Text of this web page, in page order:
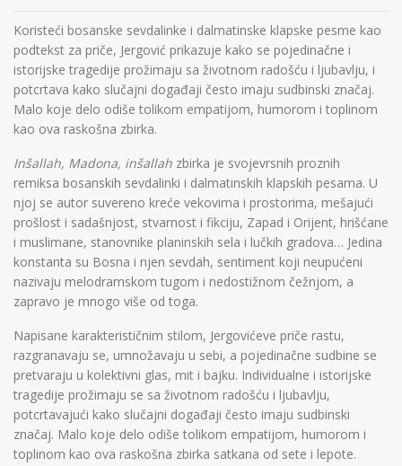
Koristeći bosanske sevdalinke i dalmatinske klapske pesme kao
podtekst za priče, Jergović prikazuje kako se pojedinačne i
istorijske tragedije prožimaju sa životnom radošću i ljubavlju, i
potcrtava kako slučajni događaji često imaju sudbinski značaj.
Malo koje delo odiše tolikom empatijom, humorom i toplinom
kao ova raskošna zbirka.
Inšallah, Madona, inšallah zbirka je svojevrsnih proznih
remiksa bosanskih sevdalinki i dalmatinskih klapskih pesama. U
njoj se autor suvereno kreće vekovima i prostorima, mešajući
prošlost i sadašnjost, stvarnost i fikciju, Zapad i Orijent, hrišćane
i muslimane, stanovnike planinskih sela i lučkih gradova… Jedina
konstanta su Bosna i njen sevdah, sentiment koji neupućeni
nazivaju melodramskom tugom i nedostižnom čežnjom, a
zapravo je mnogo više od toga.
Napisane karakterističnim stilom, Jergovićeve priče rastu,
razgranavaju se, umnožavaju u sebi, a pojedinačne sudbine se
pretvaraju u kolektivni glas, mit i bajku. Individualne i istorijske
tragedije prožimaju se sa životnom radošću i ljubavlju,
potcrtavajući kako slučajni događaji često imaju sudbinski
značaj. Malo koje delo odiše tolikom empatijom, humorom i
toplinom kao ova raskošna zbirka satkana od sete i lepote.